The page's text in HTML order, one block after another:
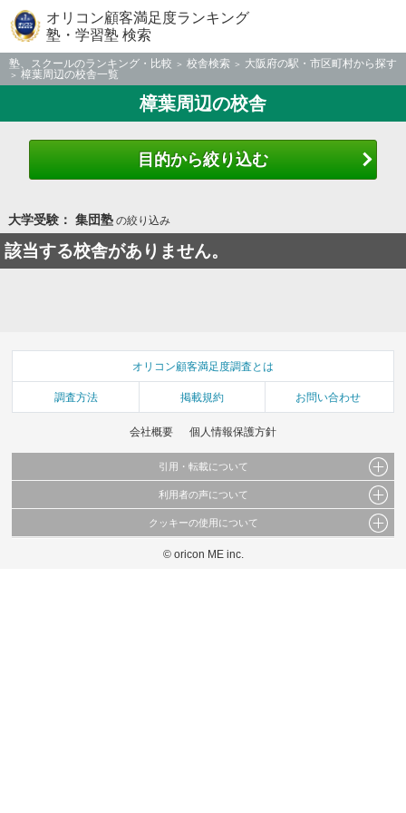
オリコン顧客満足度ランキング
塾・学習塾 検索
塾、スクールのランキング・比較 校舎検索
大阪府の駅・市区町村から探す
樟葉周辺の校舎一覧
樟葉周辺の校舎
目的から絞り込む
大学受験： 集団塾の絞り込み
該当する校舎がありません。
オリコン顧客満足度調査とは
調査方法 掲載規約 お問い合わせ
会社概要 個人情報保護方針
引用・転載について
当サイトで公開されている情報（文字、写真、イラスト、画像データ等）及びこれらの配
これらの情報を権利者の許可なく無断転載・複製などの二次利用を行うことは固く禁じて
利用者の声について
当サイトに掲載している内容はすべてサービスの利用者が提出された見解・感想です。
弊社の見解・ 意見ではないことをご理解いただいた上でご覧ください。
クッキーの使用について
このサイトでは Cookie を使用して、ユーザーに合わせたコンテンツや広告の表示、ソー
© oricon ME inc.